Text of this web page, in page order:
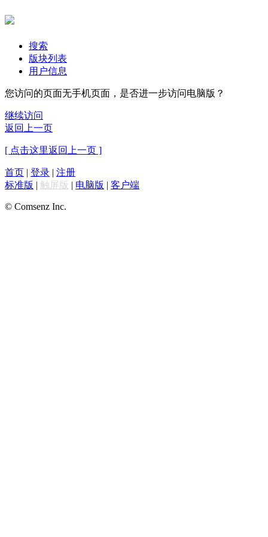
搜索
版块列表
用户信息
您访问的页面无手机页面，是否进一步访问电脑版？
继续访问
返回上一页
[ 点击这里返回上一页 ]
首页 | 登录 | 注册
标准版 | 触屏版 | 电脑版 | 客户端
© Comsenz Inc.